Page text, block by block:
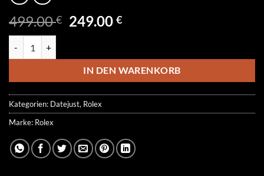
499.00€ Ursprünglicher
499.00 €
249.00€Aktueller
249.00 €.
IN DEN WARENKORB
Kategorien: Datejust, Rolex
Marke: Rolex